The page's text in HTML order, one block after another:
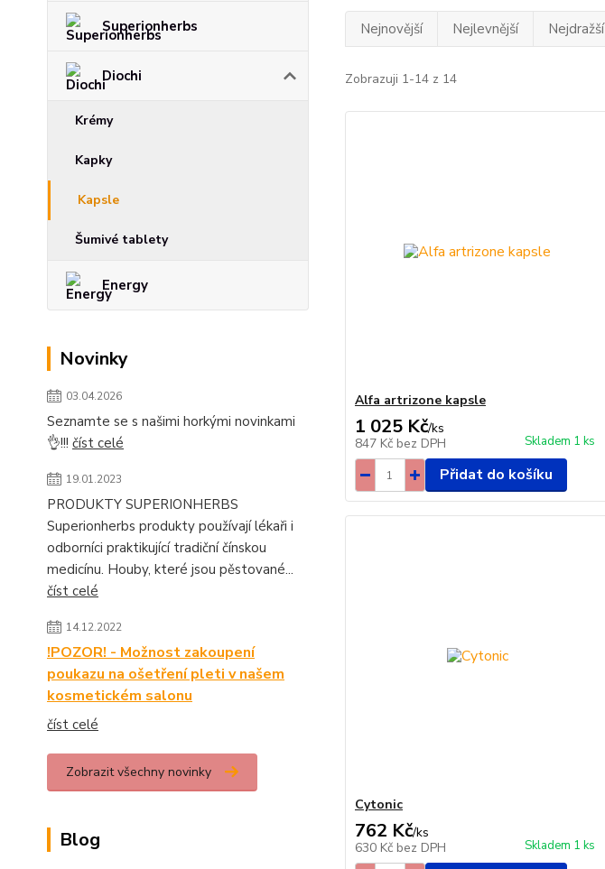
Superionherbs
Diochi
Krémy
Kapky
Kapsle
Šumivé tablety
Energy
Novinky
03.04.2026
Seznamte se s našimi horkými novinkami
👌!!! číst celé
19.01.2023
PRODUKTY SUPERIONHERBS
Superionherbs produkty používají lékaři i
odborníci praktikující tradiční čínskou
medicínu. Houby, které jsou pěstované...
číst celé
14.12.2022
!POZOR! - Možnost zakoupení
poukazu na ošetření pleti v našem
kosmetickém salonu
číst celé
Zobrazit všechny novinky
Blog
Nejnovější Nejlevnější Nejdražší
Zobrazuji 1-14 z 14
Alfa artrizone kapsle
1 025 Kč/ks
847 Kč bez DPH Skladem 1 ks
Přidat do košíku
Cytonic
762 Kč/ks
630 Kč bez DPH Skladem 1 ks